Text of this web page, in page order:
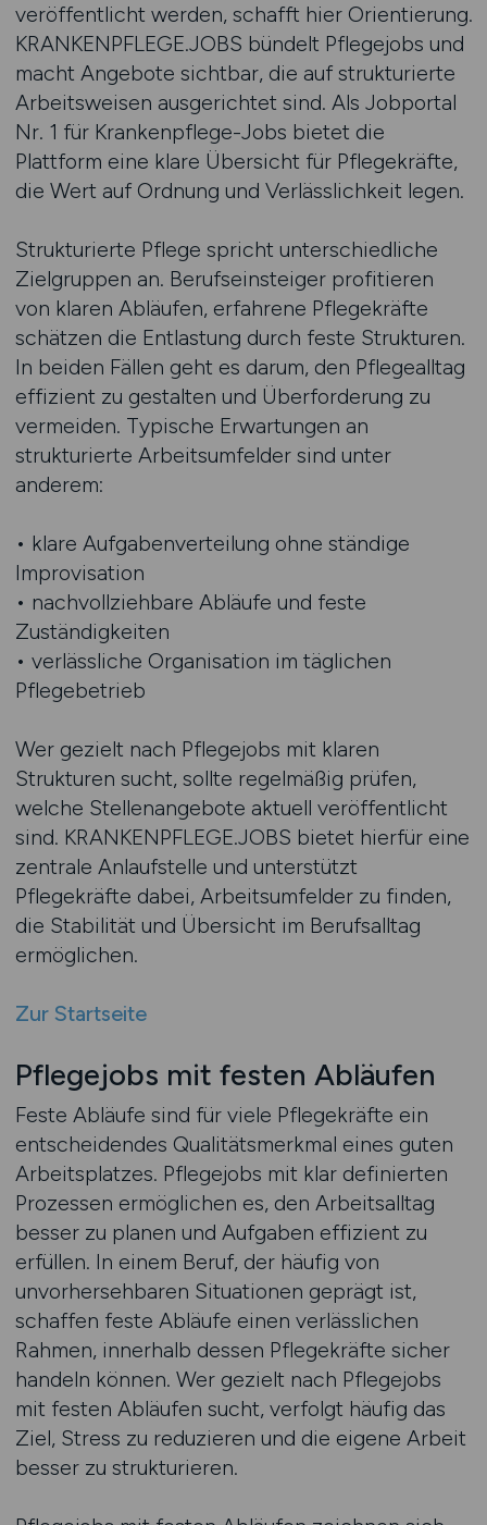
veröffentlicht werden, schafft hier Orientierung.
KRANKENPFLEGE.JOBS bündelt Pflegejobs und
macht Angebote sichtbar, die auf strukturierte
Arbeitsweisen ausgerichtet sind. Als Jobportal
Nr. 1 für Krankenpflege-Jobs bietet die
Plattform eine klare Übersicht für Pflegekräfte,
die Wert auf Ordnung und Verlässlichkeit legen.
Strukturierte Pflege spricht unterschiedliche
Zielgruppen an. Berufseinsteiger profitieren
von klaren Abläufen, erfahrene Pflegekräfte
schätzen die Entlastung durch feste Strukturen.
In beiden Fällen geht es darum, den Pflegealltag
effizient zu gestalten und Überforderung zu
vermeiden. Typische Erwartungen an
strukturierte Arbeitsumfelder sind unter
anderem:
• klare Aufgabenverteilung ohne ständige
Improvisation
• nachvollziehbare Abläufe und feste
Zuständigkeiten
• verlässliche Organisation im täglichen
Pflegebetrieb
Wer gezielt nach Pflegejobs mit klaren
Strukturen sucht, sollte regelmäßig prüfen,
welche Stellenangebote aktuell veröffentlicht
sind. KRANKENPFLEGE.JOBS bietet hierfür eine
zentrale Anlaufstelle und unterstützt
Pflegekräfte dabei, Arbeitsumfelder zu finden,
die Stabilität und Übersicht im Berufsalltag
ermöglichen.
Zur Startseite
Pflegejobs mit festen Abläufen
Feste Abläufe sind für viele Pflegekräfte ein
entscheidendes Qualitätsmerkmal eines guten
Arbeitsplatzes. Pflegejobs mit klar definierten
Prozessen ermöglichen es, den Arbeitsalltag
besser zu planen und Aufgaben effizient zu
erfüllen. In einem Beruf, der häufig von
unvorhersehbaren Situationen geprägt ist,
schaffen feste Abläufe einen verlässlichen
Rahmen, innerhalb dessen Pflegekräfte sicher
handeln können. Wer gezielt nach Pflegejobs
mit festen Abläufen sucht, verfolgt häufig das
Ziel, Stress zu reduzieren und die eigene Arbeit
besser zu strukturieren.